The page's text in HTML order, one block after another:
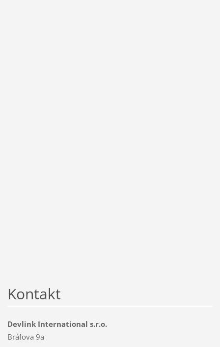
Kontakt
Devlink International s.r.o.
Bráfova 9a